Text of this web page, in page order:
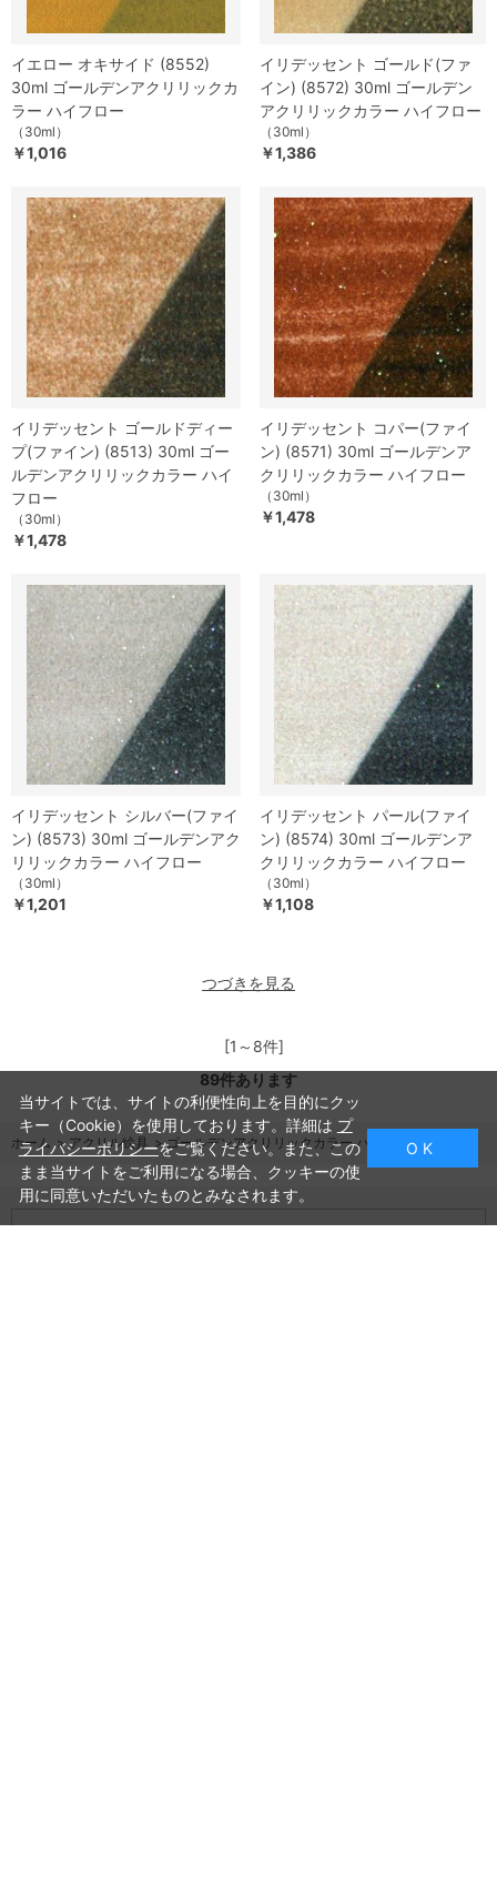
イエロー オキサイド (8552)
30ml ゴールデンアクリリックカ
ラー ハイフロー
（30ml）
￥1,016
イリデッセント ゴールド(ファ
イン) (8572) 30ml ゴールデン
アクリリックカラー ハイフロー
（30ml）
￥1,386
イリデッセント ゴールドディー
プ(ファイン) (8513) 30ml ゴー
ルデンアクリリックカラー ハイ
フロー
（30ml）
￥1,478
イリデッセント コパー(ファイ
ン) (8571) 30ml ゴールデンア
クリリックカラー ハイフロー
（30ml）
￥1,478
イリデッセント シルバー(ファイ
ン) (8573) 30ml ゴールデンアク
リリックカラー ハイフロー
（30ml）
￥1,201
イリデッセント パール(ファイ
ン) (8574) 30ml ゴールデンア
クリリックカラー ハイフロー
（30ml）
￥1,108
つづきを見る
[1～8件]
89件あります
ホーム >アクリル絵具 >ゴールデンアクリリックカラー ハイフロー
当サイトでは、サイトの利便性向上を目的にクッ
キー（Cookie）を使用しております。詳細は プ
ライバシーポリシーをご覧ください。また、この
まま当サイトをご利用になる場合、クッキーの使
用に同意いただいたものとみなされます。
O K